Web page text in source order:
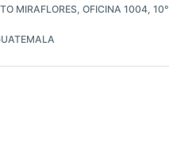
MIRAFLORES, OFICINA 1004, 10°